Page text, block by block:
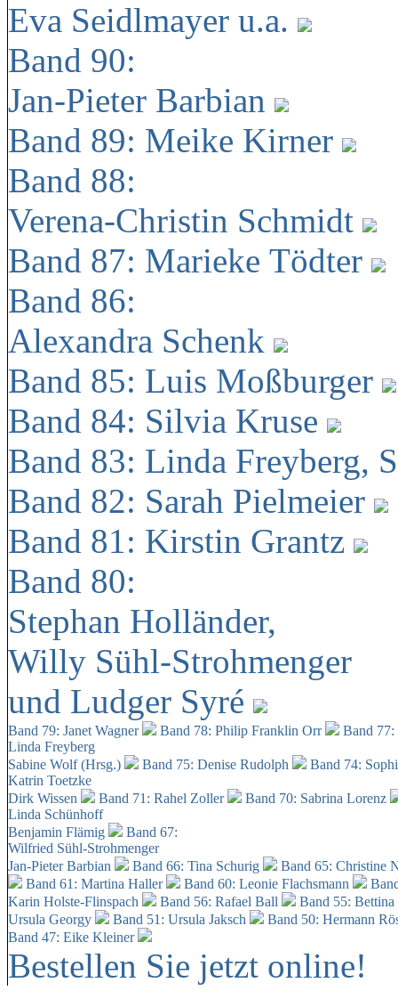
Eva Seidlmayer u.a.
Band 90:
Jan-Pieter Barbian
Band 89: Meike Kirner
Band 88:
Verena-Christin Schmidt
Band 87: Marieke Tödter
Band 86:
Alexandra Schenk
Band 85: Luis Moßburger
Band 84: Silvia Kruse
Band 83: Linda Freyberg,
Band 82: Sarah Pielmeier
Band 81: Kirstin Grantz
Band 80:
Stephan Holländer,
Willy Sühl-Strohmenger
und Ludger Syré
Band 79: Janet Wagner Band 78: Philip Franklin Orr
Band
Linda Freyberg
Sabine Wolf (Hrsg.)
Band 75: Denise Rudolph
Band 74:
Katrin Toetzke
Dirk Wissen
Band 71: Rahel Zoller
Band 70: Sabrina Lorenz
Linda Schünhoff
Benjamin Flämig
Band 67:
Wilfried Sühl-Strohmenger
Jan-Pieter Barbian
Band 66: Tina Schurig
Band 65: Christine
Band 61: Martina Haller
Band 60: Leonie Flachsmann
Karin Holste-Flinspach
Band 56: Rafael Ball
Band 55:
Ursula Georgy
Band 51: Ursula Jaksch Band 50: Hermann
Band 47: Eike Kleiner
Bestellen Sie jetzt online!